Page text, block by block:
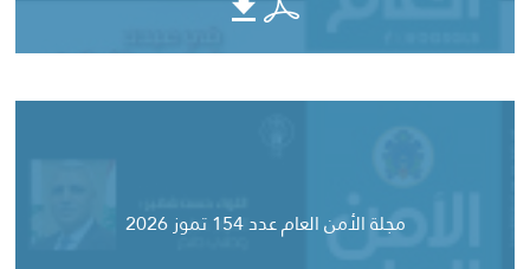
مجلة الأمن العام عدد 154 تموز 2026